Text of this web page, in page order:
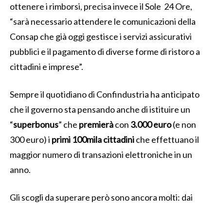
ottenere i rimborsi, precisa invece il Sole 24 Ore,
“sarà necessario attendere le comunicazioni della
Consap che già oggi gestisce i servizi assicurativi
pubblici e il pagamento di diverse forme di ristoro a
cittadini e imprese”.
Sempre il quotidiano di Confindustria ha anticipato
che il governo sta pensando anche di istituire un
“superbonus” che premieràcon 3.000 euro(e non
300 euro) i primi 100mila cittadiniche effettuano il
maggior numero di transazioni elettroniche in un
anno.
Gli scogli da superare però sono ancora molti: dai